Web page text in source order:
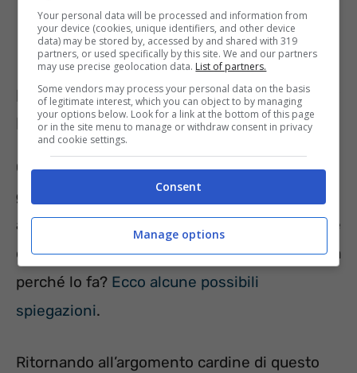
Perché il gatto si siede sulla tastiera?
Ecco alcune possibili motivazioni
Come ormai è noto a chiunque abbia un
gatto
in casa, questo animale potrebbe avere
alcuni comportamenti singolari. Tra questi vi è
quello dibuttare via l’acqua dalla ciotola, ma
perché lo fa? Ecco alcune possibili
spiegazioni.
Ritornando all’argomento cardine di questo
Your personal data will be processed and information from
your device (cookies, unique identifiers, and other device
data) may be stored by, accessed by and shared with 319
partners, or used specifically by this site. We and our partners
may use precise geolocation data. List of partners.
Some vendors may process your personal data on the basis
of legitimate interest, which you can object to by managing
your options below. Look for a link at the bottom of this page
or in the site menu to manage or withdraw consent in privacy
and cookie settings.
Consent
Manage options